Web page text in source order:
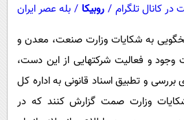
حیات وحش
سیاست خارجی
کانال تلگرام / روبیکا / بله عصر ایران
به شکایات وزارت صنعت، معدن و
وجود و فعالیت شرکتهایی از این دست،
بررسی و تطبیق اسناد قانونی به اداره کل
وزارت صمت گزارش کنند که در